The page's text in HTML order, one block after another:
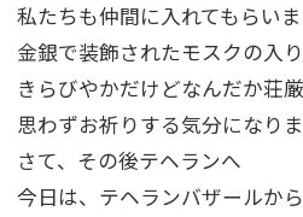
私たちも仲間に入れてもらい
金銀で装飾されたモスクの入り
きらびやかだけどなんだか荘
思わずお祈りする気分になり
さて、その後テヘランへ
今日は、テヘランバザールか